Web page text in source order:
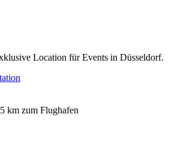
Location für Events in Düsseldorf.
km zum Flughafen